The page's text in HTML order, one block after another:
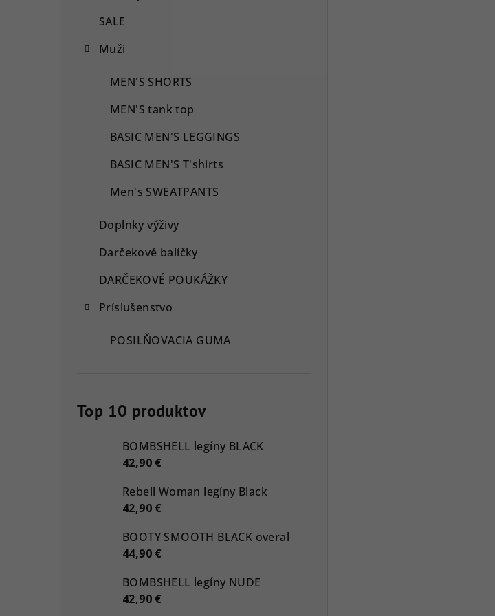
SALE
Muži
MEN'S SHORTS
MEN'S tank top
BASIC MEN'S LEGGINGS
BASIC MEN'S T'shirts
Men's SWEATPANTS
Doplnky výživy
Darčekové balíčky
DARČEKOVÉ POUKÁŽKY
Príslušenstvo
POSILŇOVACIA GUMA
Top 10 produktov
BOMBSHELL legíny BLACK
42,90 €
Rebell Woman legíny Black
42,90 €
BOOTY SMOOTH BLACK overal
44,90 €
BOMBSHELL legíny NUDE
42,90 €